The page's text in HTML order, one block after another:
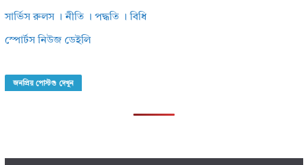
সার্ভিস রুলস । নীতি । পদ্ধতি । বিধি
স্পোর্টস নিউজ ডেইলি
জনপ্রিয় পোস্টগু দেখুন